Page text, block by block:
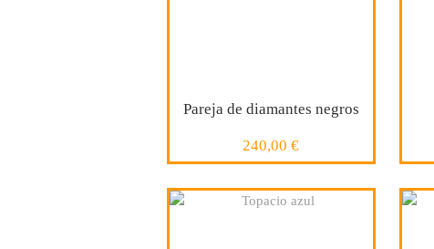
Pareja de diamantes negros
240,00 €